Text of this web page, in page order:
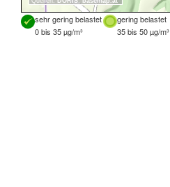
sehr gering belastet gering belastet
0 bis 35 µg/m³
35 bis 50 µg/m³